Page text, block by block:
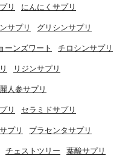
リ にんにくサプリ
サプリ グリシンサプリ
ーンズワート チロシンサプリ
リジンサプリ
人参サプリ
リ セラミドサプリ
プリ プラセンタサプリ
チェストツリー 葉酸サプリ